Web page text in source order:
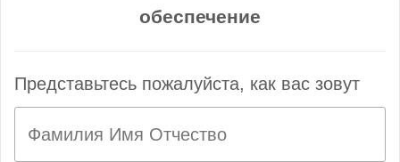
обеспечение
Представьтесь пожалуйста, как вас зовут